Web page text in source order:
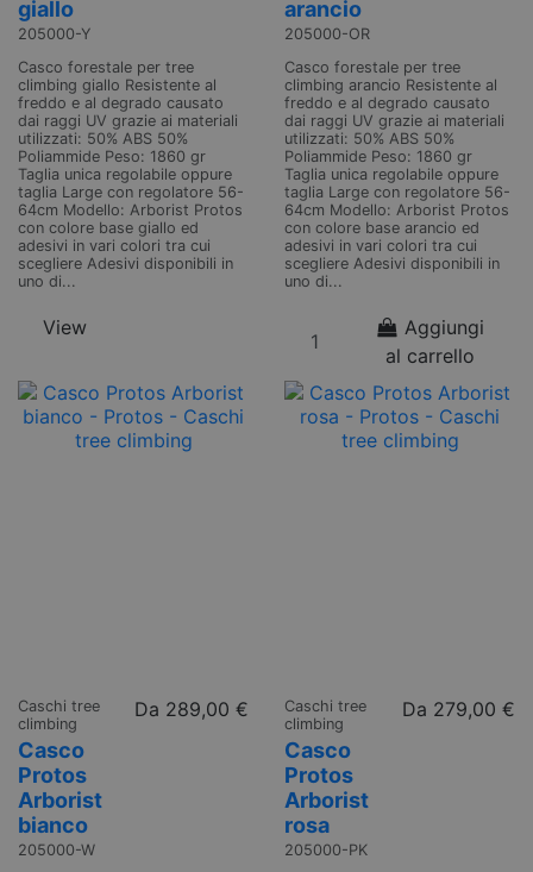
giallo
205000-Y
Casco forestale per tree
climbing giallo Resistente al
freddo e al degrado causato
dai raggi UV grazie ai materiali
utilizzati: 50% ABS 50%
Poliammide Peso: 1860 gr
Taglia unica regolabile oppure
taglia Large con regolatore 56-
64cm Modello: Arborist Protos
con colore base giallo ed
adesivi in vari colori tra cui
scegliere Adesivi disponibili in
uno di...
View
arancio
205000-OR
Casco forestale per tree
climbing arancio Resistente al
freddo e al degrado causato
dai raggi UV grazie ai materiali
utilizzati: 50% ABS 50%
Poliammide Peso: 1860 gr
Taglia unica regolabile oppure
taglia Large con regolatore 56-
64cm Modello: Arborist Protos
con colore base arancio ed
adesivi in vari colori tra cui
scegliere Adesivi disponibili in
uno di...
Aggiungi
al carrello
Caschi tree
climbing
Casco
Protos
Arborist
bianco
205000-W
Da 289,00 €
Caschi tree
climbing
Casco
Protos
Arborist
rosa
205000-PK
Da 279,00 €